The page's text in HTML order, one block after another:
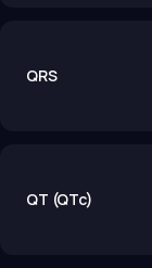
QRS
QT (QTc)